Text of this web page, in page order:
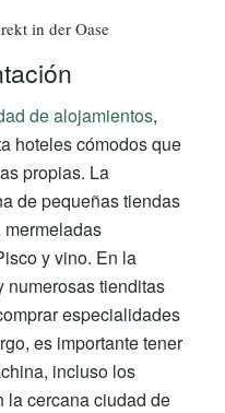
in der Oase
de alojamientos,
hoteles cómodos que
propias. La
de pequeñas tiendas
y vino. En la
numerosas tienditas
especialidades
es importante tener
incluso los
la cercana ciudad de